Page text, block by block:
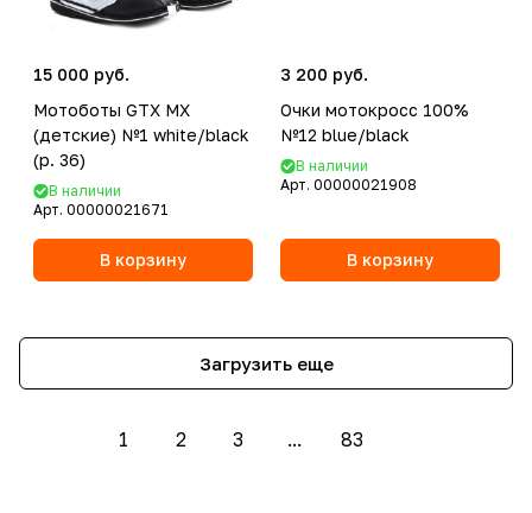
15 000 руб.
Мотоботы GTX MX
(детские) №1 white/black
(р. 36)
В наличии
Арт. 00000021671
В корзину
3 200 руб.
Очки мотокросс 100%
№12 blue/black
В наличии
Арт. 00000021908
В корзину
Загрузить еще
1 2 3 ... 83